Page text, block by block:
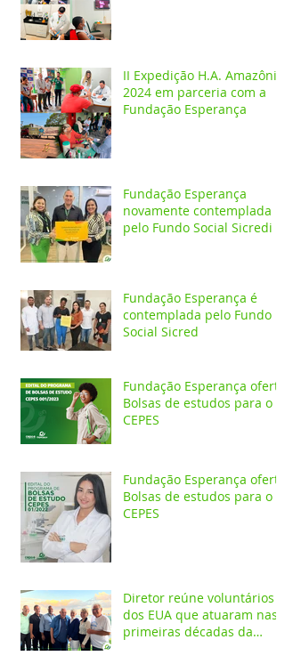
II Expedição H.A. Amazônia
2024 em parceria com a
Fundação Esperança
Fundação Esperança
novamente contemplada
pelo Fundo Social Sicredi
Fundação Esperança é
contemplada pelo Fundo
Social Sicred
Fundação Esperança oferta
Bolsas de estudos para o
CEPES
Fundação Esperança oferta
Bolsas de estudos para o
CEPES
Diretor reúne voluntários
dos EUA que atuaram nas
primeiras décadas da